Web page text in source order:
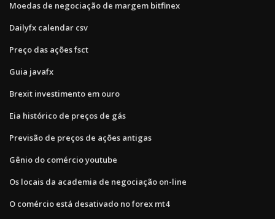
Moedas de negociação de margem bitfinex
Dailyfx calendar csv
Preço das ações fsct
Guia javafx
Brexit investimento em ouro
Eia histórico de preços de gás
Previsão de preços de ações antigas
Gênio do comércio youtube
Os locais da academia de negociação on-line
O comércio está desativado no forex mt4